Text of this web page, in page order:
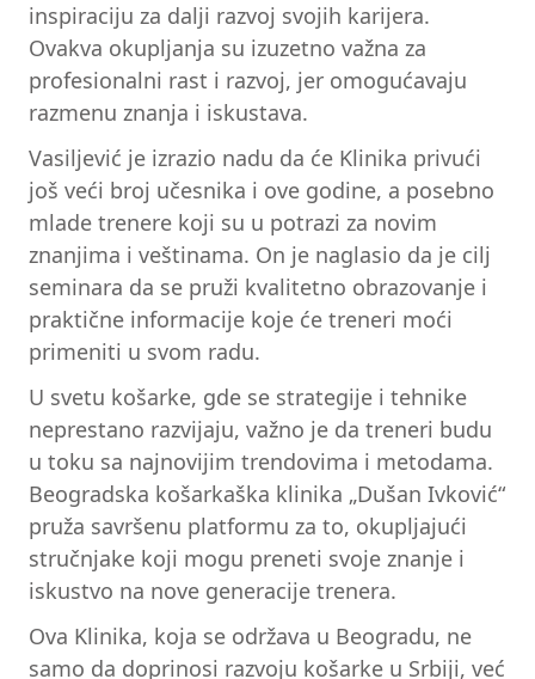
inspiraciju za dalji razvoj svojih karijera.
Ovakva okupljanja su izuzetno važna za
profesionalni rast i razvoj, jer omogućavaju
razmenu znanja i iskustava.
Vasiljević je izrazio nadu da će Klinika privući
još veći broj učesnika i ove godine, a posebno
mlade trenere koji su u potrazi za novim
znanjima i veštinama. On je naglasio da je cilj
seminara da se pruži kvalitetno obrazovanje i
praktične informacije koje će treneri moći
primeniti u svom radu.
U svetu košarke, gde se strategije i tehnike
neprestano razvijaju, važno je da treneri budu
u toku sa najnovijim trendovima i metodama.
Beogradska košarkaška klinika „Dušan Ivković“
pruža savršenu platformu za to, okupljajući
stručnjake koji mogu preneti svoje znanje i
iskustvo na nove generacije trenera.
Ova Klinika, koja se održava u Beogradu, ne
samo da doprinosi razvoju košarke u Srbiji, već